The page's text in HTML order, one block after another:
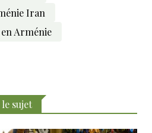
Iran
Arménie
sujet